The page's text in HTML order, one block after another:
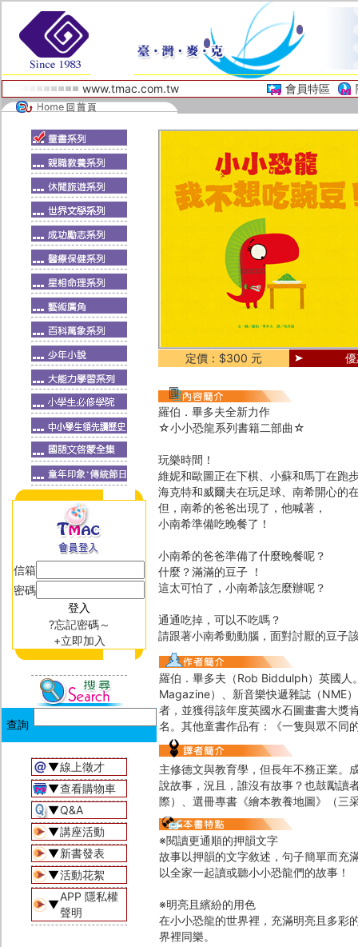
www.tmac.com.tw 會員特區
信箱
密碼
?忘記密碼～
+立即加入
▼線上徵才
▼查看購物車
▼Q&A
▼講座活動
▼新書發表
▼活動花絮
▼
APP 隱私權
聲明
定價：$300 元
羅伯．畢多夫全新力作
☆小小恐龍系列書籍二部曲☆
玩樂時間！
維妮和歐圖正在下棋、小蘇和馬丁在跑
海克特和威爾夫在玩足球、南希開心的
但，南希的爸爸出現了，他喊著，
小南希準備吃晚餐了！
小南希的爸爸準備了什麼晚餐呢？
什麼？滿滿的豆子 ！
這太可怕了，小南希該怎麼辦呢？
通通吃掉，可以不吃嗎？
請跟著小南希動動腦，面對討厭的豆子
羅伯．畢多夫（Rob Biddulph）英國
Magazine）、新音樂快遞雜誌（NME
者，並獲得該年度英國水石圖畫書大獎
名。其他童書作品有：《一隻與眾不同
主修德文與教育學，但長年不務正業。
說故事，況且，誰沒有故事？也鼓勵讀
際）、選冊專書《繪本教養地圖》（三
※閱讀更通順的押韻文字
故事以押韻的文字敘述，句子簡單而充
以全家一起讀或聽小小恐龍們的故事！
※明亮且繽紛的用色
在小小恐龍的世界裡，充滿明亮且多彩
界裡同樂。